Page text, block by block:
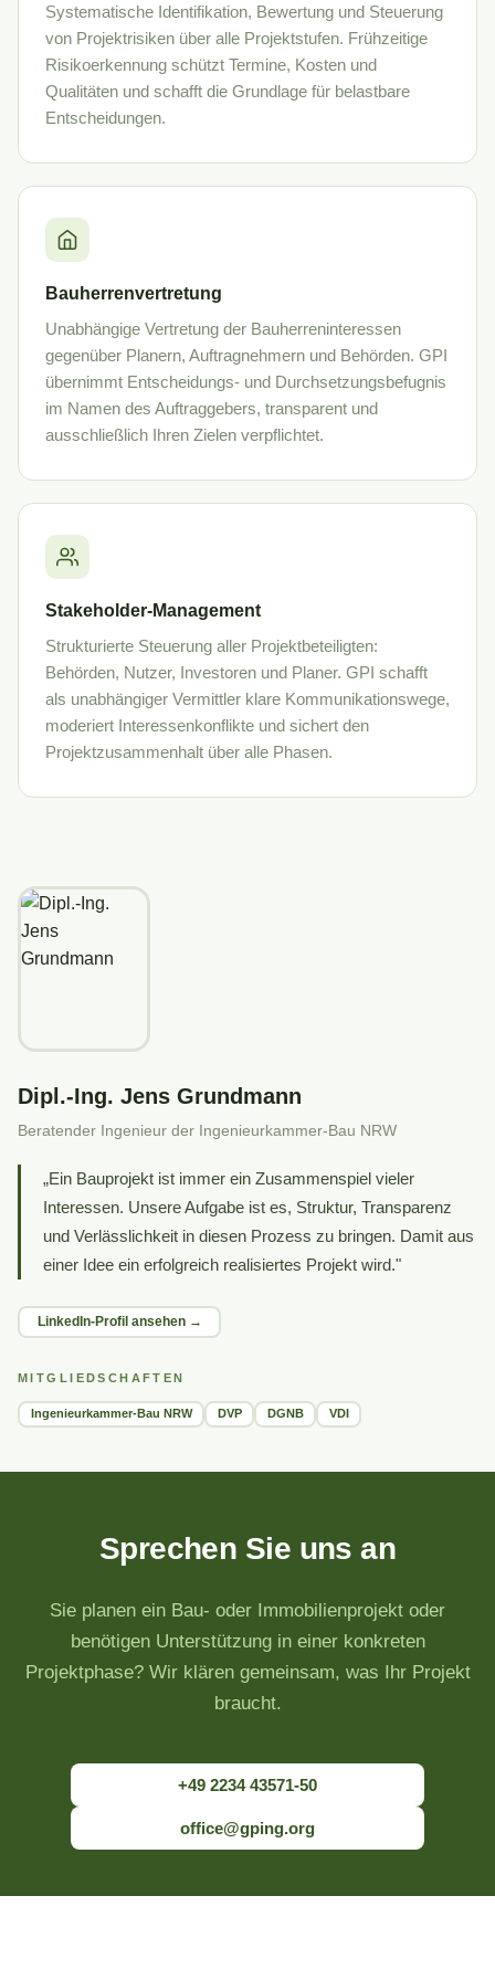
Systematische Identifikation, Bewertung und Steuerung
von Projektrisiken über alle Projektstufen. Frühzeitige
Risikoerkennung schützt Termine, Kosten und
Qualitäten und schafft die Grundlage für belastbare
Entscheidungen.
Bauherrenvertretung
Unabhängige Vertretung der Bauherreninteressen
gegenüber Planern, Auftragnehmern und Behörden. GPI
übernimmt Entscheidungs- und Durchsetzungsbefugnis
im Namen des Auftraggebers, transparent und
ausschließlich Ihren Zielen verpflichtet.
Stakeholder-Management
Strukturierte Steuerung aller Projektbeteiligten:
Behörden, Nutzer, Investoren und Planer. GPI schafft
als unabhängiger Vermittler klare Kommunikationswege,
moderiert Interessenkonflikte und sichert den
Projektzusammenhalt über alle Phasen.
Dipl.-Ing. Jens Grundmann
Beratender Ingenieur der Ingenieurkammer-Bau NRW
„Ein Bauprojekt ist immer ein Zusammenspiel vieler
Interessen. Unsere Aufgabe ist es, Struktur, Transparenz
und Verlässlichkeit in diesen Prozess zu bringen. Damit aus
einer Idee ein erfolgreich realisiertes Projekt wird."
LinkedIn-Profil ansehen →
MITGLIEDSCHAFTEN
Ingenieurkammer-Bau NRW DVP DGNB VDI
Sprechen Sie uns an
Sie planen ein Bau- oder Immobilienprojekt oder
benötigen Unterstützung in einer konkreten
Projektphase? Wir klären gemeinsam, was Ihr Projekt
braucht.
+49 2234 43571-50
office@gping.org